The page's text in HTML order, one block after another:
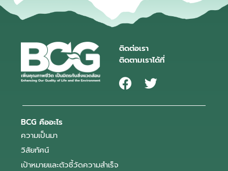
ติดต่อเรา
ติดตามเราได้ที่
BCG คืออะไร
ความเป็นมา
วิสัยทัศน์
เป้าหมายและตัวชี้วัดความสำเร็จ